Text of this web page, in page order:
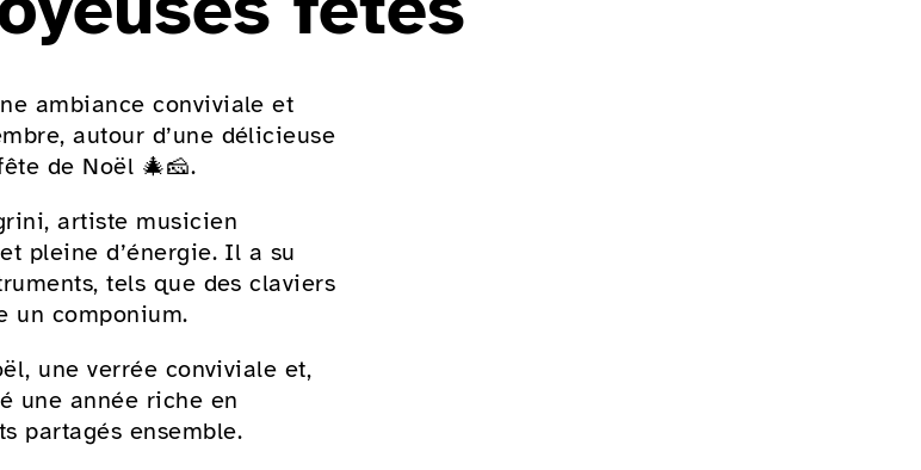
ambiance conviviale et
autour d’une délicieuse
de Noël 🎄🧀.
artiste musicien
pleine d’énergie. Il a su
tels que des claviers
un componium.
une verrée conviviale et,
une année riche en
partagés ensemble.